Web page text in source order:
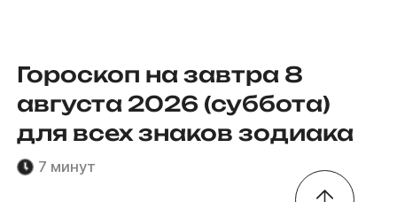
Гороскоп на завтра 8
августа 2026 (суббота)
для всех знаков зодиака
7 минут